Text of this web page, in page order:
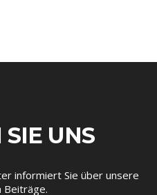
SIE UNS
informiert Sie über unsere
Beiträge.